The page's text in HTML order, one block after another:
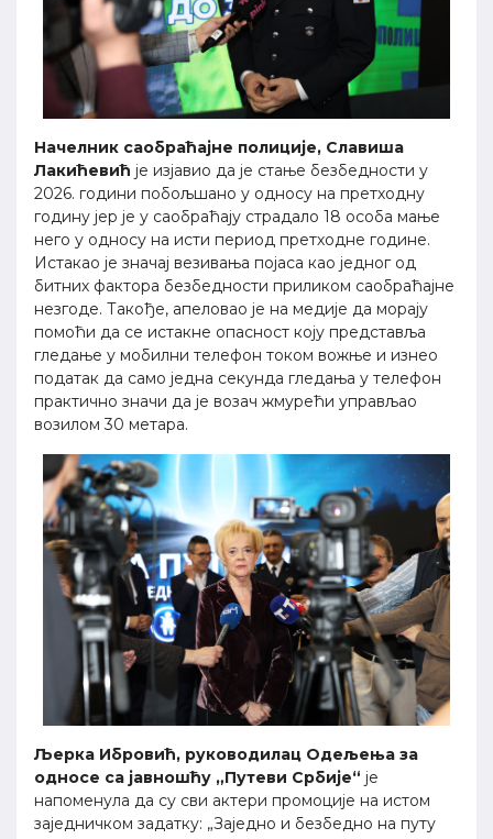
Начелник саобраћајне полиције, Славиша
Лакићевић је изјавио да је стање безбедности у
2026. години побољшано у односу на претходну
годину јер је у саобраћају страдало 18 особа мање
него у односу на исти период претходне године.
Истакао је значај везивања појаса као једног од
битних фактора безбедности приликом саобраћајне
незгоде. Такође, апеловао је на медије да морају
помоћи да се истакне опасност коју представља
гледање у мобилни телефон током вожње и изнео
податак да само једна секунда гледања у телефон
практично значи да је возач жмурећи управљао
возилом 30 метара.
Љерка Ибровић, руководилац Одељења за
односе са јавношћу „Путеви Србије“ је
напоменула да су сви актери промоције на истом
заједничком задатку: „Заједно и безбедно на путу